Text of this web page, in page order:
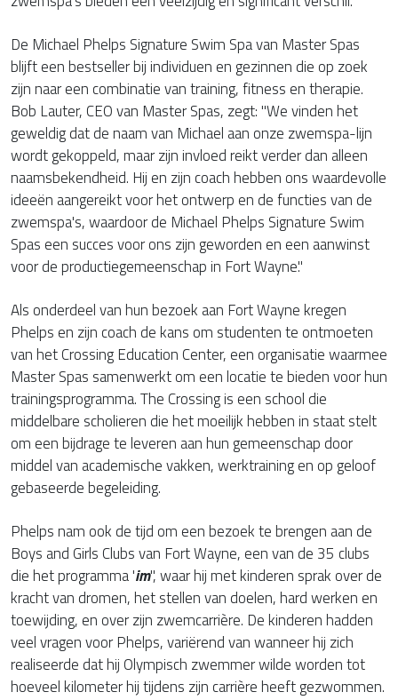
De Michael Phelps Signature Swim Spa van Master Spas
blijft een bestseller bij individuen en gezinnen die op zoek
zijn naar een combinatie van training, fitness en therapie.
Bob Lauter, CEO van Master Spas, zegt: "We vinden het
geweldig dat de naam van Michael aan onze zwemspa-lijn
wordt gekoppeld, maar zijn invloed reikt verder dan alleen
naamsbekendheid. Hij en zijn coach hebben ons waardevolle
ideeën aangereikt voor het ontwerp en de functies van de
zwemspa's, waardoor de Michael Phelps Signature Swim
Spas een succes voor ons zijn geworden en een aanwinst
voor de productiegemeenschap in Fort Wayne."
Als onderdeel van hun bezoek aan Fort Wayne kregen
Phelps en zijn coach de kans om studenten te ontmoeten
van het Crossing Education Center, een organisatie waarmee
Master Spas samenwerkt om een locatie te bieden voor hun
trainingsprogramma. The Crossing is een school die
middelbare scholieren die het moeilijk hebben in staat stelt
om een bijdrage te leveren aan hun gemeenschap door
middel van academische vakken, werktraining en op geloof
gebaseerde begeleiding.
Phelps nam ook de tijd om een bezoek te brengen aan de
Boys and Girls Clubs van Fort Wayne, een van de 35 clubs
die het programma 'im", waar hij met kinderen sprak over de
kracht van dromen, het stellen van doelen, hard werken en
toewijding, en over zijn zwemcarrière. De kinderen hadden
veel vragen voor Phelps, variërend van wanneer hij zich
realiseerde dat hij Olympisch zwemmer wilde worden tot
hoeveel kilometer hij tijdens zijn carrière heeft gezwommen.